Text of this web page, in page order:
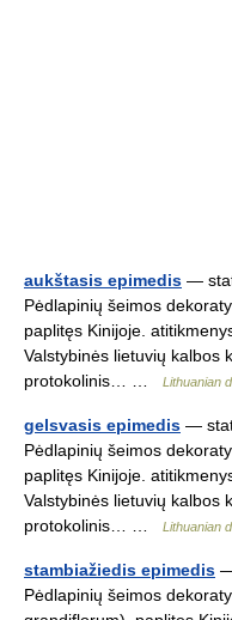
aukštasis epimedis —
Pėdlapinių šeimos
paplitęs Kinijoje.
Valstybinės lietuvių kalbos
protokolinis… …
Lithuanian
gelsvasis epimedis —
Pėdlapinių šeimos
paplitęs Kinijoje.
Valstybinės lietuvių kalbos
protokolinis… …
Lithuanian
stambiažiedis epimedis
Pėdlapinių šeimos